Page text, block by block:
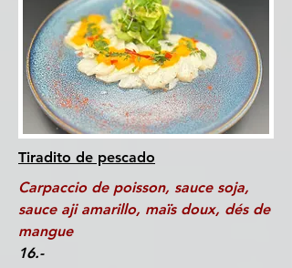
Tiradito de pescado
Carpaccio de poisson, sauce soja,
sauce aji amarillo, maïs doux, dés de
mangue
16.-